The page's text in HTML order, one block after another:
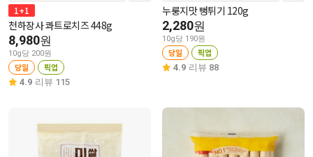
1+1
천하장사 콰트로치즈 448g
8,980원
10g당 200원
당일 픽업
4.9 리뷰 115
누룽지맛 뻥튀기 120g
2,280원
10g당 190원
당일 픽업
4.9 리뷰 88